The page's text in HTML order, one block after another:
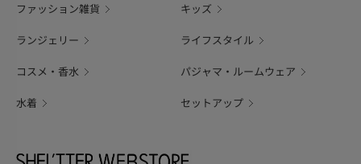
ファッション雑貨 キッズ
ランジェリー ライフスタイル
コスメ・香水 パジャマ・ルームウェア
水着 セットアップ